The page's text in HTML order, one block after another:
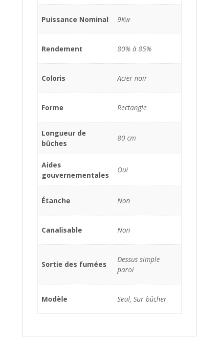
Puissance Nominal 9Kw
Rendement 80% à 85%
Coloris Acier noir
Forme Rectangle
Longueur de
bûches
80 cm
Aides
gouvernementales
Oui
Étanche Non
Canalisable Non
Sortie des fumées
Dessus simple
paroi
Modèle Seul, Sur bûcher